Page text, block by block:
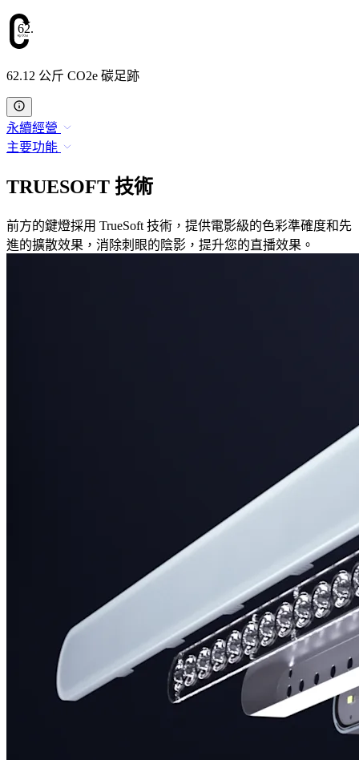
62.12
62.12 公斤 CO2e 碳足跡
永續經營
主要功能
TRUESOFT 技術
前方的鍵燈採用 TrueSoft 技術，提供電影級的色彩準確度和先
進的擴散效果，消除刺眼的陰影，提升您的直播效果。